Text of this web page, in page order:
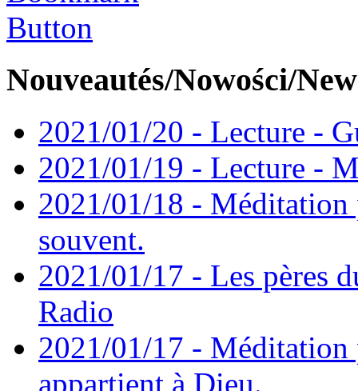
Nouveautés/Nowości/
2021/01/20 - Lecture -
2021/01/19 - Lecture -
2021/01/18 - Méditation
souvent.
2021/01/17 - Les pères
Radio
2021/01/17 - Méditation
appartient à Dieu.